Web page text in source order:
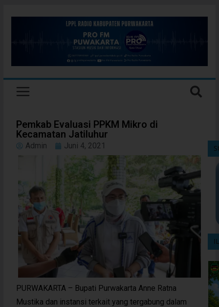
Pemkab Evaluasi PPKM Mikro di
Kecamatan Jatiluhur
Admin Juni 4, 2021
PURWAKARTA – Bupati Purwakarta Anne Ratna
Mustika dan instansi terkait yang tergabung dalam